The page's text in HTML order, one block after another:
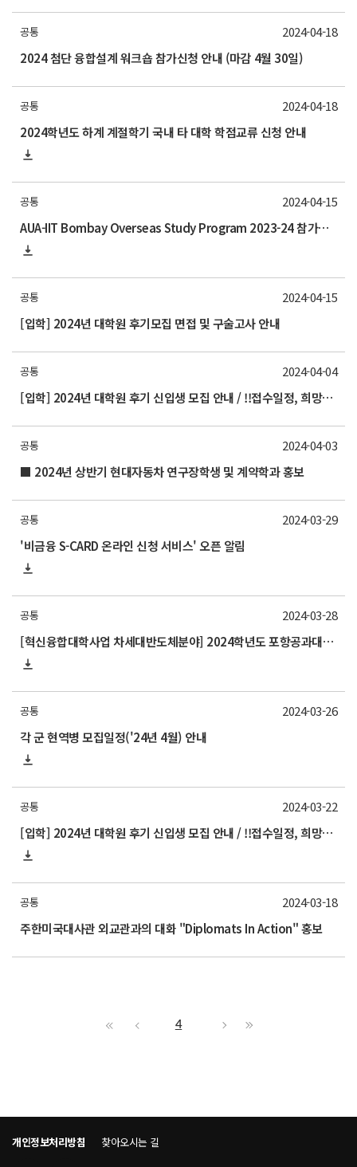
공통
2024 첨단 융합설계 워크숍 참가신청 안내 (마감 4월 30일)
2024-04-18
공통
2024학년도 하계 계절학기 국내 타 대학 학점교류 신청 안내
2024-04-18
공통
AUA-IIT Bombay Overseas Study Program 2023-24 참가자 모집 안내
2024-04-15
공통
[입학] 2024년 대학원 후기모집 면접 및 구술고사 안내
2024-04-15
공통
[입학] 2024년 대학원 후기 신입생 모집 안내 / !!접수일정, 희망분야지원서 확인!! / 원 공지 바로가기 포함
2024-04-04
공통
■ 2024년 상반기 현대자동차 연구장학생 및 계약학과 홍보
2024-04-03
공통
'비금융 S-CARD 온라인 신청 서비스' 오픈 알림
2024-03-29
공통
[혁신융합대학사업 차세대반도체분야] 2024학년도 포항공과대학교 하계 교류 수학 안내
2024-03-28
공통
각 군 현역병 모집일정('24년 4월) 안내
2024-03-26
공통
[입학] 2024년 대학원 후기 신입생 모집 안내 / !!접수일정, 희망분야지원서 확인!!
2024-03-22
공통
주한미국대사관 외교관과의 대화 "Diplomats In Action" 홍보
2024-03-18
4
개인정보처리방침 찾아오시는 길